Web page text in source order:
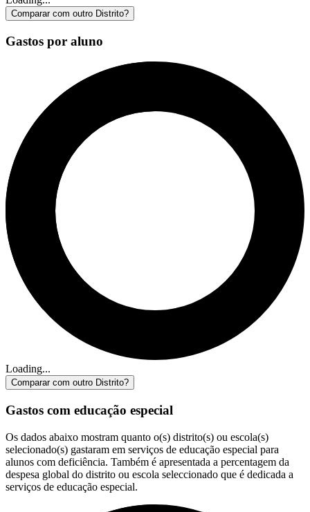
Comparar com outro Distrito?
Gastos por aluno
Loading...
Comparar com outro Distrito?
Gastos com educação especial
Os dados abaixo mostram quanto o(s) distrito(s) ou escola(s)
selecionado(s) gastaram em serviços de educação especial para
alunos com deficiência. Também é apresentada a percentagem da
despesa global do distrito ou escola seleccionado que é dedicada a
serviços de educação especial.